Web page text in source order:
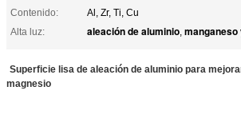
Contenido:
Al, Zr, Ti, Cu
Alta luz:
aleación de aluminio,
Superficie lisa de aleación de aluminio para
magnesio